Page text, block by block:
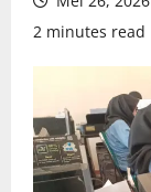
2 minutes read